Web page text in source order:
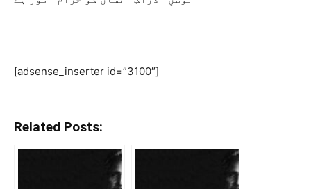
[adsense_inserter id=”3100″]
Related Posts: